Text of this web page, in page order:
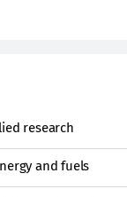
research
and fuels